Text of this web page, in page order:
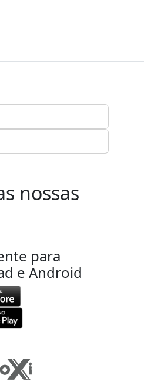
nossas
para
e Android